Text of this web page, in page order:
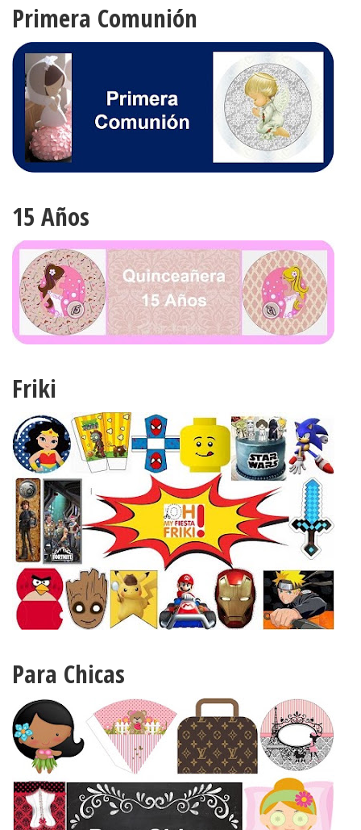
Primera Comunión
15 Años
Friki
Para Chicas